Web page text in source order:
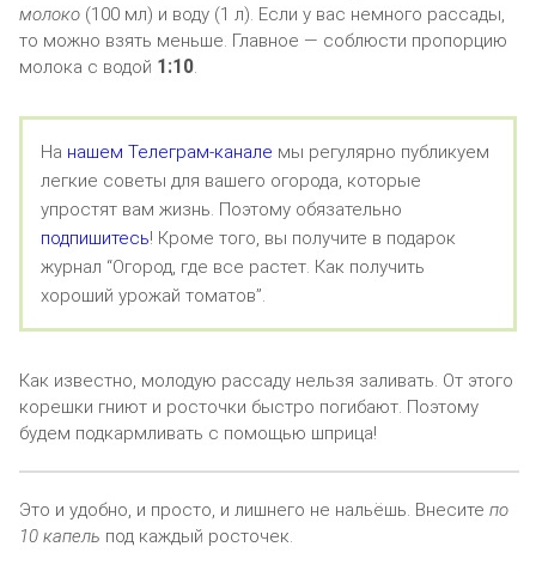
молоко (100 мл) и воду (1 л). Если у вас немного рассады,
то можно взять меньше. Главное — соблюсти пропорцию
молока с водой 1:10
На нашем Телеграм-канале мы регулярно публикуем
легкие советы для вашего огорода, которые
упростят вам жизнь. Поэтому обязательно
подпишитесь! Кроме того, вы получите в подарок
журнал “Огород, где все растет. Как получить
хороший урожай томатов”.
Как известно, молодую рассаду нельзя заливать. От этого
корешки гниют и росточки быстро погибают. Поэтому
будем подкармливать с помощью шприца!
Это и удобно, и просто, и лишнего не нальёшь. Внесите по
10 капель под каждый росточек.